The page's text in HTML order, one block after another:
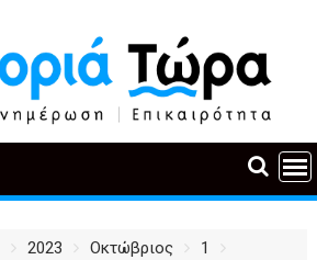
2023 Οκτώβριος
1